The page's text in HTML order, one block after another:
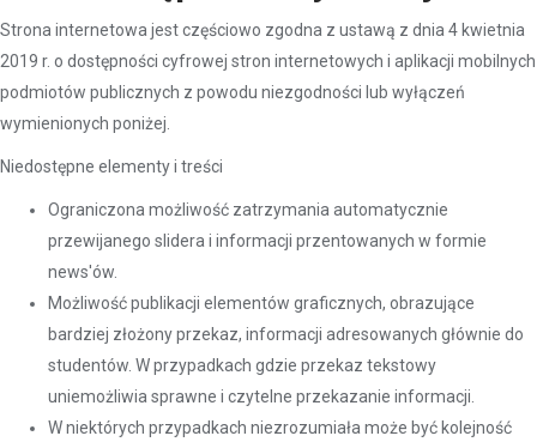
Strona internetowa jest częściowo zgodna z ustawą z dnia 4 kwietnia
2019 r. o dostępności cyfrowej stron internetowych i aplikacji mobilnych
podmiotów publicznych z powodu niezgodności lub wyłączeń
wymienionych poniżej.
Niedostępne elementy i treści
Ograniczona możliwość zatrzymania automatycznie
przewijanego slidera i informacji przentowanych w formie
news'ów.
Możliwość publikacji elementów graficznych, obrazujące
bardziej złożony przekaz, informacji adresowanych głównie do
studentów. W przypadkach gdzie przekaz tekstowy
uniemożliwia sprawne i czytelne przekazanie informacji.
W niektórych przypadkach niezrozumiała może być kolejność